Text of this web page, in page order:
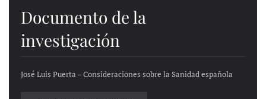
Documento de la
investigación
José Luis Puerta – Consideraciones sobre la Sanidad española